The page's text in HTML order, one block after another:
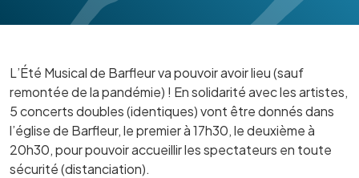
L’Été Musical de Barfleur va pouvoir avoir lieu (sauf
remontée de la pandémie) ! En solidarité avec les artistes,
5 concerts doubles (identiques) vont être donnés dans
l’église de Barfleur, le premier à 17h30, le deuxième à
20h30, pour pouvoir accueillir les spectateurs en toute
sécurité (distanciation).